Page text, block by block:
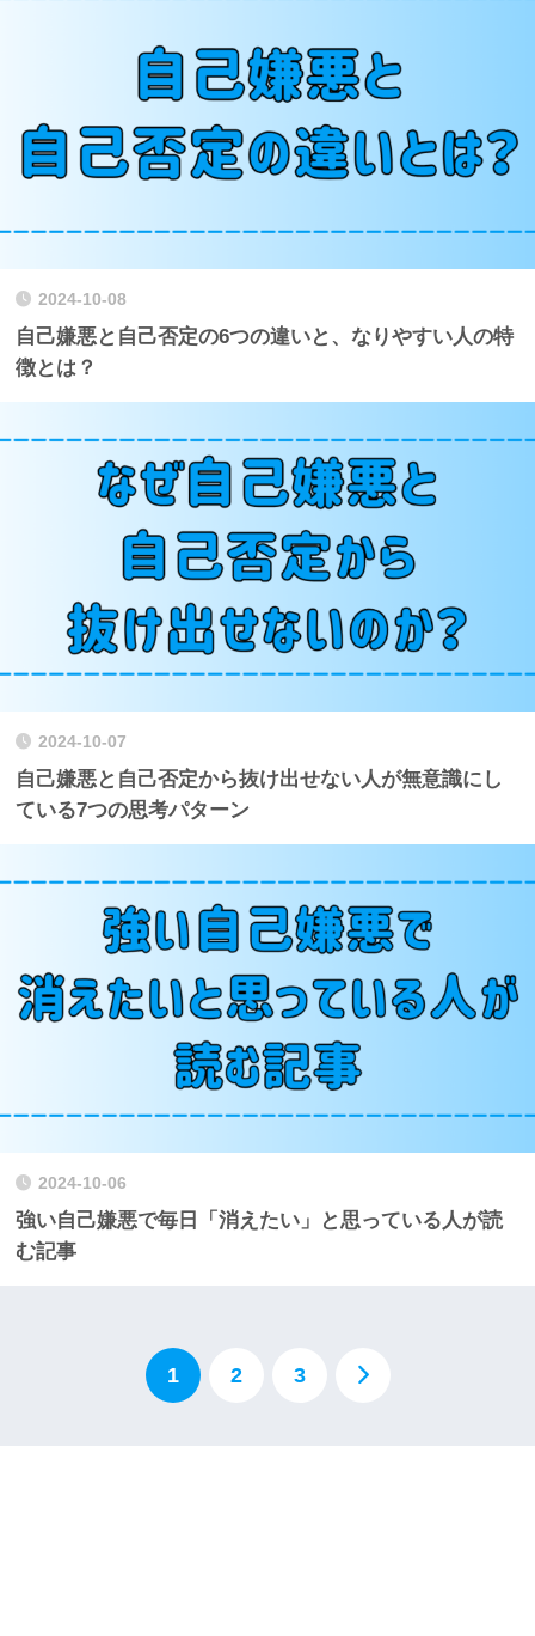
2024-10-08
自己嫌悪と自己否定の6つの違いと、なりやすい人の特
徴とは？
2024-10-07
自己嫌悪と自己否定から抜け出せない人が無意識にし
ている7つの思考パターン
2024-10-06
強い自己嫌悪で毎日「消えたい」と思っている人が読
む記事
1 2 3